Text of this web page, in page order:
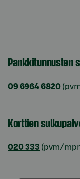
Pankkitunnusten
09 6964 6820
Korttien
020 333 (pvm/